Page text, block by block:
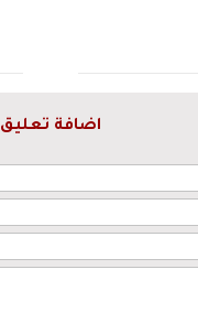
اضافة تعليق